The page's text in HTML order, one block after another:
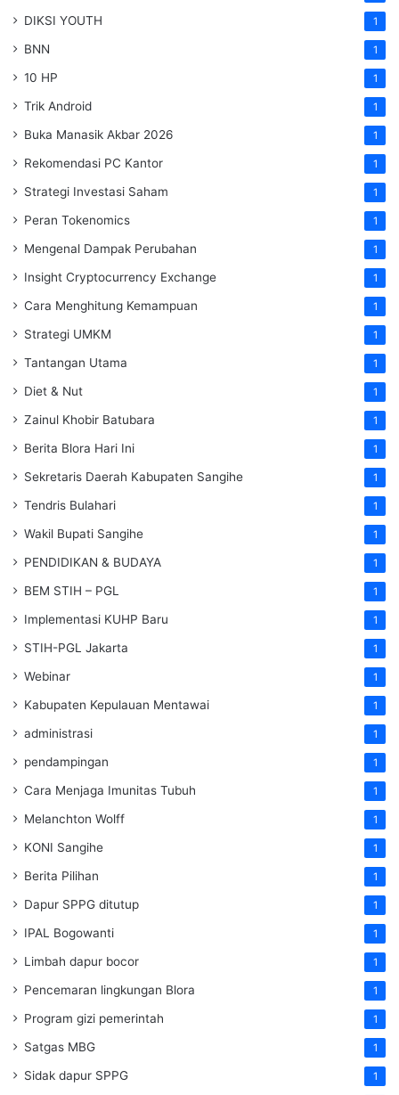
DIKSI YOUTH 1
BNN 1
10 HP 1
Trik Android 1
Buka Manasik Akbar 2026 1
Rekomendasi PC Kantor 1
Strategi Investasi Saham 1
Peran Tokenomics 1
Mengenal Dampak Perubahan 1
Insight Cryptocurrency Exchange 1
Cara Menghitung Kemampuan 1
Strategi UMKM 1
Tantangan Utama 1
Diet & Nut 1
Zainul Khobir Batubara 1
Berita Blora Hari Ini 1
Sekretaris Daerah Kabupaten Sangihe 1
Tendris Bulahari 1
Wakil Bupati Sangihe 1
PENDIDIKAN & BUDAYA 1
BEM STIH – PGL 1
Implementasi KUHP Baru 1
STIH-PGL Jakarta 1
Webinar 1
Kabupaten Kepulauan Mentawai 1
administrasi 1
pendampingan 1
Cara Menjaga Imunitas Tubuh 1
Melanchton Wolff 1
KONI Sangihe 1
Berita Pilihan 1
Dapur SPPG ditutup 1
IPAL Bogowanti 1
Limbah dapur bocor 1
Pencemaran lingkungan Blora 1
Program gizi pemerintah 1
Satgas MBG 1
Sidak dapur SPPG 1